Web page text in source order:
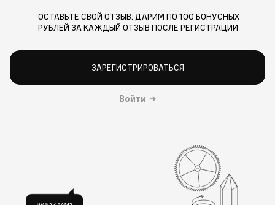
ОСТАВЬТЕ СВОЙ ОТЗЫВ. ДАРИМ ПО 100 БОНУСНЫХ
РУБЛЕЙ ЗА КАЖДЫЙ ОТЗЫВ ПОСЛЕ РЕГИСТРАЦИИ
ЗАРЕГИСТРИРОВАТЬСЯ
Войти →